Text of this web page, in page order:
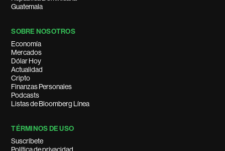
Guatemala
SOBRE NOSOTROS
Economía
Mercados
Dólar Hoy
Actualidad
Cripto
Finanzas Personales
Podcasts
Listas de Bloomberg Línea
TÉRMINOS DE USO
Suscríbete